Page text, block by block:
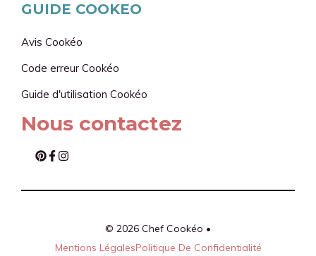
GUIDE COOKEO
Avis Cookéo
Code erreur Cookéo
Guide d'utilisation Cookéo
Nous contactez
© 2026 Chef Cookéo •
Mentions LégalesPolitique De Confidentialité